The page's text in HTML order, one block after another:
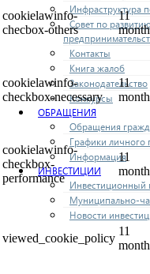
Инфраструктура
Совет по
Контакты
Книга жалоб
Законодательство
Конкурсы
ОБРАЩЕНИЯ
Обращения
Графики личного
Информация
ИНВЕСТИЦИИ
Инвестиционный
Муниципально-
Новости
cookielawinfo-
checbox-others
11
cookielawinfo-
checkbox-necessary
11
cookielawinfo-
checkbox-
performance
11
viewed_cookie_policy
11